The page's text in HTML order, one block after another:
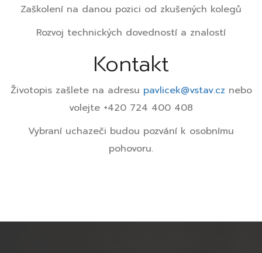
Zaškolení na danou pozici od zkušených kolegů
Rozvoj technických dovedností a znalostí
Kontakt
Životopis zašlete na adresu pavlicek@vstav.cz nebo
volejte +420 724 400 408
Vybraní uchazeči budou pozvání k osobnímu
pohovoru.